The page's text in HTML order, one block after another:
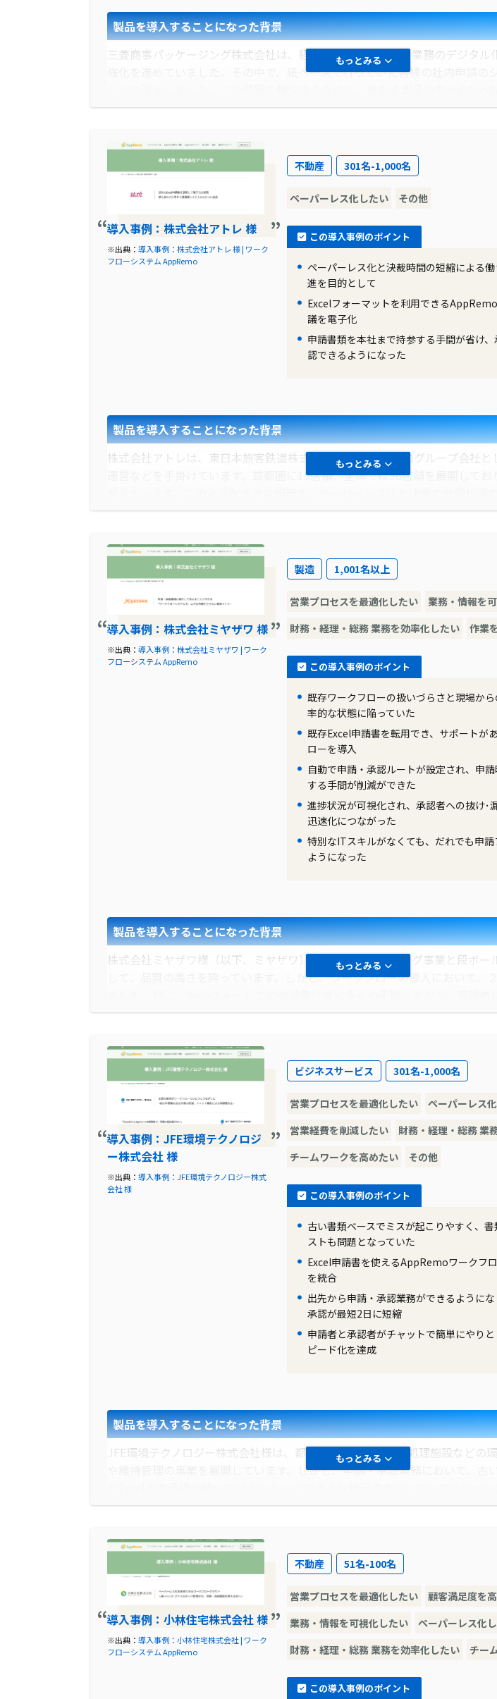
もっとみる
製品を導入することになった背景
三菱商事パッケージング株式会社は、経営戦略の一環として業務のデジタル
強化を進めていました。その中で、紙ベースで行っていた各種の社内申請の
三菱商事パッケージング株式会社では、様々なコーポレート業務系の社内申
これらの申請は、グループウェア上の申請フォームに入力後、印刷して上長
らう形で行われていました。特に異なる事業所間での申請書のやり取りは、
用していたため、大きな時間と労力がかかっていました。
導入前の課題に対する解決策
AppRemoの導入を検討する中で、その最大の特長としてExcelを活用したワ
げられます。申請フォームはExcelで作成可能で、申請する際には一覧画面か
ードし、入力後にアップロードするだけでワークフローに乗るという仕組み
り、既存のExcelベースの申請書をAppRemoの申請フォームにスムーズに移
頼書」という新規顧客との取引を開始する際の申請が、紙ベースからの変更
にスムーズになりました。また、情報システム部での「パソコン持ち出し申
に社員の利便性が向上し、業務負荷が大きく軽減されました。
導入事例：株式会社アトレ 様
※出典： 導入事例：株式会社アトレ 様 | ワーク
フローシステム AppRemo
不動産 301名-1,000名
ペーパーレス化したい その他
この導入事例のポイント
ペーパーレス化と決裁時間の短縮による
進を目的として
Excelフォーマットを利用できる
議を電子化
申請書類を本社まで持参する手間が省け
認できるようになった
もっとみる
製品を導入することになった背景
株式会社アトレは、東日本旅客鉄道株式会社（JR東日本）のグループ会社と
運営などを手掛けています。首都圏に15店舗、全体では36店舗を展開してお
た。
導入前に企業が抱えていた課題
株式会社アトレの組織は年々拡大しており、その中で「ペーパーレス化」と
た。年間1万件を超える社内稟議に使用する書類の量は増加し続け、それを保
れていました。また、本社での決裁や会社印の押印が必要な場合、店舗から
り、非効率な業務が増えていました。
株式会社アトレでは、ペーパーレス化を進めるために全社員にタブレット端
した。そこで、総合企画部と総務部が中心となり、「ペーパーレスPT（
げ、社内稟議の電子化を本格的に検討し始めました。
AppRemoの導入により、株式会社アトレでは決裁スピードが大幅に向上しま
代には、承認者が不在の場合、戻ってくるまでの待ち時間が発生していまし
による承認依頼があり、迅速に対応が可能となりました。また、社員は本社
導入事例：株式会社ミヤザワ 様
※出典： 導入事例：株式会社ミヤザワ | ワーク
フローシステム AppRemo
製造 1,001名以上
営業プロセスを最適化したい
業務・情報を
財務・経理・総務 業務を効率化したい
作業
この導入事例のポイント
既存ワークフローの扱いづらさと現場か
率的な状態に陥っていた
既存Excel申請書を転用でき、サポートが
ローを導入
自動で申請・承認ルートが設定され、申
する手間が削減ができた
進捗状況が可視化され、承認者への抜け･
迅速化につながった
特別なITスキルがなくても、だれでも申
ようになった
もっとみる
製品を導入することになった背景
株式会社ミヤザワ様（以下、ミヤザワ）は、アウトソーシング事業と段ボー
して、品質の高さを誇っています。しかし、ワークフローの導入において、
いものでした。
導入前に企業が抱えていた課題
ミヤザワは、ワークフローソフトを導入していましたが、そのソフトでの全
ました。Webフォームでの申請書作成が非常に手間取り、専用作成ツールの
たため、時間がかかっていました。また、メールにExcelを添付して申請・承
め、ミスや未承認の行き違いが増えるなど、非効率な作業が多く存在してい
導入前の課題に対する解決策
担当者は、展示会でワークフローシステムを探していた際、AppRemoとその
た。AppRemoのデモを見て、Excelが活用できることに感銘を受け、既存の
ることから、導入を決定しました。AppRemoの導入支援サポートもあり、ワ
AppRemoの導入により、申請・承認ルートの自動化が実現し、以前のような
となりました。また、申請・承認状況の進捗が一目でわかるようになり、承
撲滅することができました。さらに、AppRemoではExcelベースで申請書を
ム未経験者でも簡単に申請フォームを作成することができました。紙の削減
導入事例：JFE環境テクノロジ
ー株式会社 様
※出典： 導入事例：JFE環境テクノロジー株式
会社 様
ビジネスサービス 301名-1,000名
営業プロセスを最適化したい
ペーパーレス
営業経費を削減したい
財務・経理・総務 業
チームワークを高めたい
その他
この導入事例のポイント
古い書類ベースでミスが起こりやすく、
ストも問題となっていた
Excel申請書を使えるAppRemoワークフ
を統合
出先から申請・承認業務ができるように
承認が最短2日に短縮
申請者と承認者がチャットで簡単にやり
ピード化を達成
もっとみる
製品を導入することになった背景
JFE環境テクノロジー株式会社様は、都市ごみ処理施設や水処理施設などの
や維持管理の事業を展開しています。しかし、申請・承認業務において、古
感じられました。
導入前に企業が抱えていた課題
JFE環境テクノロジー株式会社様の申請・承認業務は、紙ベースの運用であ
管理部門は、業務部門からの依頼で必要な紙の資料を探す作業に多くの時間
導入前の課題に対する解決策
ました。そして、Excel申請書で運用できるワークフローシステム「
導入事例：小林住宅株式会社 様
※出典： 導入事例：小林住宅株式会社 | ワーク
フローシステム AppRemo
不動産 51名-100名
営業プロセスを最適化したい
顧客満足度を
業務・情報を可視化したい
ペーパーレス化
財務・経理・総務 業務を効率化したい
チー
この導入事例のポイント